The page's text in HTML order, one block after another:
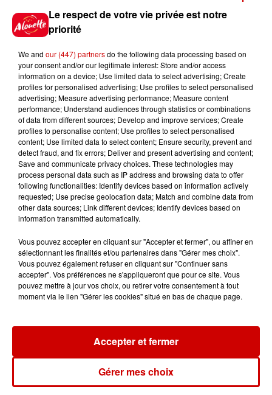
Le Duel - Gagnez votre balade
Podcasts Voir plus
Kelly Massol, figure
emblématique de
l'entrepreneuriat féminin
Canada et accueillir les bleus à
Boston,...
Springsteen : la chanson que
l’Amérique...
Le respect de votre vie privée est notre
priorité
We and our (447) partnersdo the following data processing based on
your consent and/or our legitimate interest: Store and/or access
information on a device; Use limited data to select advertising; Create
profiles for personalised advertising; Use profiles to select personalised
advertising; Measure advertising performance; Measure content
performance; Understand audiences through statistics or combinations
of data from different sources; Develop and improve services; Create
profiles to personalise content; Use profiles to select personalised
content; Use limited data to select content; Ensure security, prevent and
detect fraud, and fix errors; Deliver and present advertising and content;
Save and communicate privacy choices. These technologies may
process personal data such as IP address and browsing data to offer
following functionalities: Identify devices based on information actively
requested; Use precise geolocation data; Match and combine data from
other data sources; Link different devices; Identify devices based on
information transmitted automatically.
Vous pouvez accepter en cliquant sur "Accepter et fermer", ou affiner en
sélectionnant les finalités et/ou partenaires dans "Gérer mes choix".
Vous pouvez également refuser en cliquant sur "Continuer sans
accepter". Vos préférences ne s'appliqueront que pour ce site. Vous
pouvez mettre à jour vos choix, ou retirer votre consentement à tout
moment via le lien "Gérer les cookies" situé en bas de chaque page.
Gérer mes choix
Accepter et fermer